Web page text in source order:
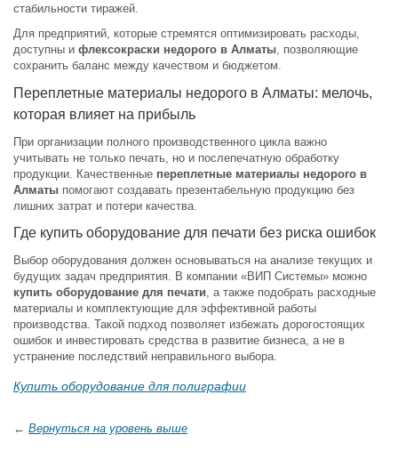
стабильности тиражей.
Для предприятий, которые стремятся оптимизировать расходы,
доступны и флексокраски недорого в Алматы, позволяющие
сохранить баланс между качеством и бюджетом.
Переплетные материалы недорого в Алматы: мелочь,
которая влияет на прибыль
При организации полного производственного цикла важно
учитывать не только печать, но и послепечатную обработку
продукции. Качественные переплетные материалы недорого в
Алматы помогают создавать презентабельную продукцию без
лишних затрат и потери качества.
Где купить оборудование для печати без риска ошибок
Выбор оборудования должен основываться на анализе текущих и
будущих задач предприятия. В компании «ВИП Системы» можно
купить оборудование для печати, а также подобрать расходные
материалы и комплектующие для эффективной работы
производства. Такой подход позволяет избежать дорогостоящих
ошибок и инвестировать средства в развитие бизнеса, а не в
устранение последствий неправильного выбора.
Купить оборудование для полиграфии
← Вернуться на уровень выше